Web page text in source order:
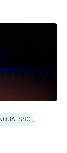
,